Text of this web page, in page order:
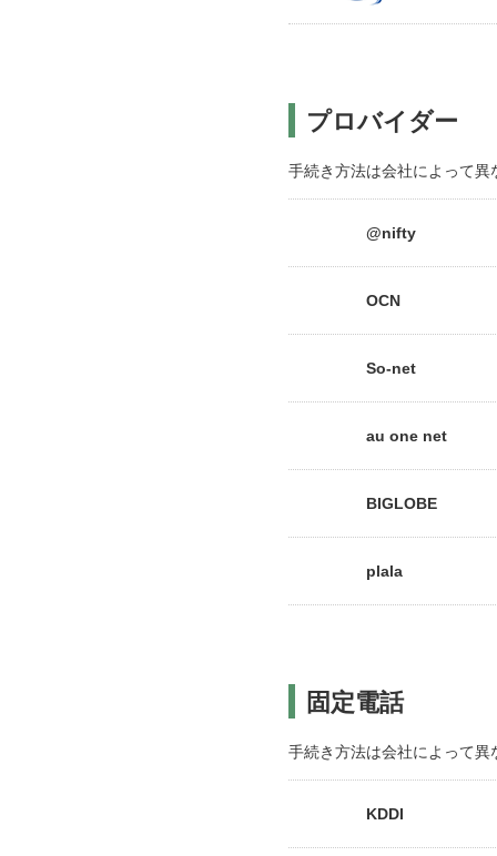
プロバイダー
手続き方法は会社によって
@nifty
OCN
So-net
au one net
BIGLOBE
plala
固定電話
手続き方法は会社によって
KDDI